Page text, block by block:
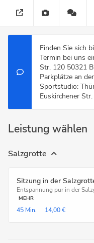
Finden Sie sich
Termin bei uns
Str. 120 50321
Parkplätze an
Sportstudio:
Euskirchener
Leistung wählen
Salzgrotte
Sitzung in der
Entspannung pur in der
MEHR
45 Min. 14,00 €